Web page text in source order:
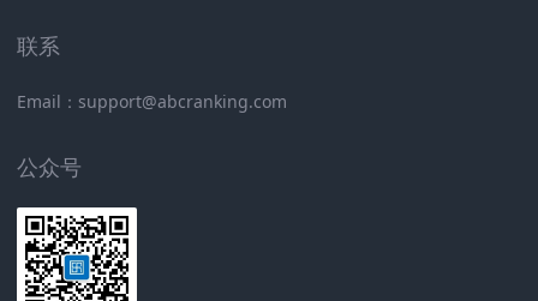
联系
Email：support@abcranking.com
公众号